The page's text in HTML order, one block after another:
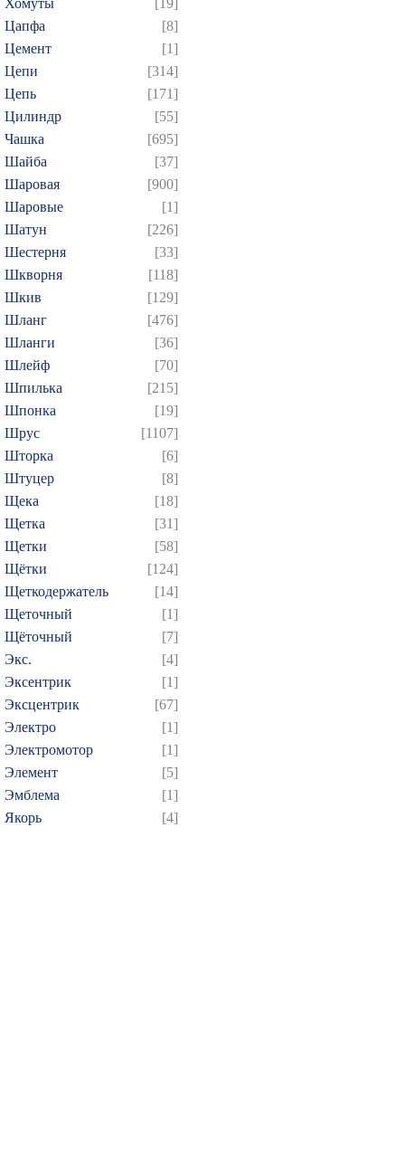
Хомуты
[19]
Цапфа
[8]
Цемент
[1]
Цепи
[314]
Цепь
[171]
Цилиндр
[55]
Чашка
[695]
Шайба
[37]
Шаровая
[900]
Шаровые
[1]
Шатун
[226]
Шестерня
[33]
Шкворня
[118]
Шкив
[129]
Шланг
[476]
Шланги
[36]
Шлейф
[70]
Шпилька
[215]
Шпонка
[19]
Шрус
[1107]
Шторка
[6]
Штуцер
[8]
Щека
[18]
Щетка
[31]
Щетки
[58]
Щётки
[124]
Щеткодержатель
[14]
Щеточный
[1]
Щёточный
[7]
Экс.
[4]
Эксентрик
[1]
Эксцентрик
[67]
Электро
[1]
Электромотор
[1]
Элемент
[5]
Эмблема
[1]
Якорь
[4]